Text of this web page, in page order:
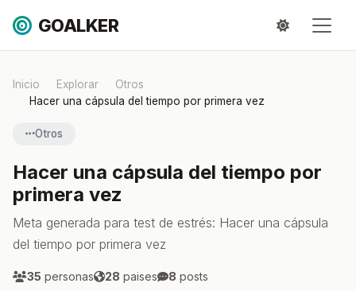
GOALKER
Inicio Explorar
Otros
Hacer una cápsula del tiempo por primera vez
Otros
Hacer una cápsula del tiempo por
primera vez
Meta generada para test de estrés: Hacer una cápsula
del tiempo por primera vez
35 personas 28 paises 8 posts